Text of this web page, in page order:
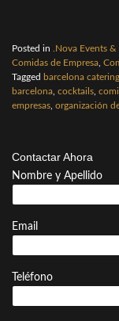
Posted in .Nova Events
Comidas de Empresa
Tagged barcelona catering
barcelona cocktails
empresas organización
Contactar Ahora
Nombre y Apellido
Email
Teléfono